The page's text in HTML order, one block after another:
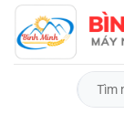
qua
nội
Tìm